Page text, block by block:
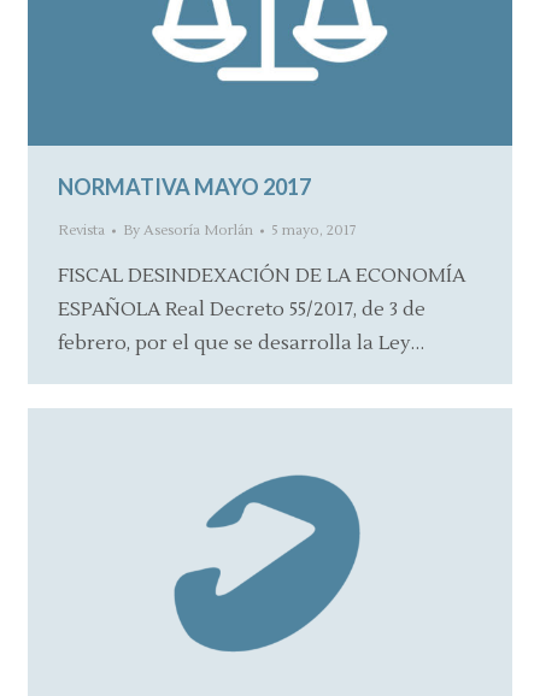
NORMATIVA MAYO 2017
Revista By Asesoría Morlán 5 mayo, 2017
FISCAL DESINDEXACIÓN DE LA ECONOMÍA
ESPAÑOLA Real Decreto 55/2017, de 3 de
febrero, por el que se desarrolla la Ley…